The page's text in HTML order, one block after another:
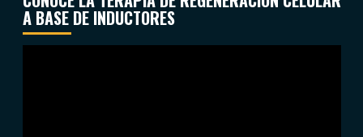
A BASE DE INDUCTORES